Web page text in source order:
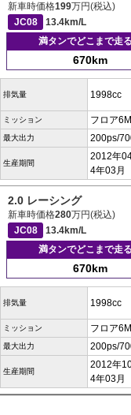
新車時価格199万円(税込)
JC08
13.4km/L
満タンでどこまで走
670km
排気量 1998cc
ミッション フロア
最大出力 200ps/
生産期間
2012年
4年03月
2.0 レーシング
新車時価格280万円(税込)
JC08
13.4km/L
満タンでどこまで走
670km
排気量 1998cc
ミッション フロア
最大出力 200ps/
生産期間
2012年
4年03月